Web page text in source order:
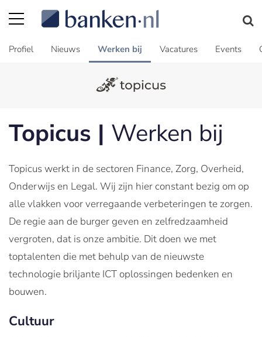
Profiel Nieuws Werken bij Vacatures Events
Topicus | Werken bij
Topicus werkt in de sectoren Finance, Zorg, Overheid,
Onderwijs en Legal. Wij zijn hier constant bezig om op
alle vlakken voor verregaande verbeteringen te zorgen.
De regie aan de burger geven en zelfredzaamheid
vergroten, dat is onze ambitie. Dit doen we met
toptalenten die met behulp van de nieuwste
technologie briljante ICT oplossingen bedenken en
bouwen.
Cultuur